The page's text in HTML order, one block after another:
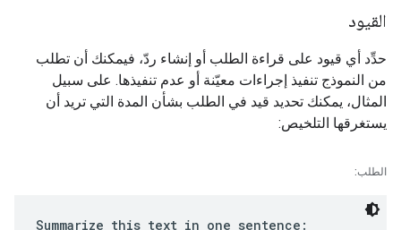
القيود
حدِّد أي قيود على قراءة الطلب أو إنشاء ردّ، فيمكنك أن تطلب
من النموذج تنفيذ إجراءات معيّنة أو عدم تنفيذها. على سبيل
المثال، يمكنك تحديد قيد في الطلب بشأن المدة التي تريد أن
يستغرقها التلخيص:
الطلب:
Summarize this text in one sentence: